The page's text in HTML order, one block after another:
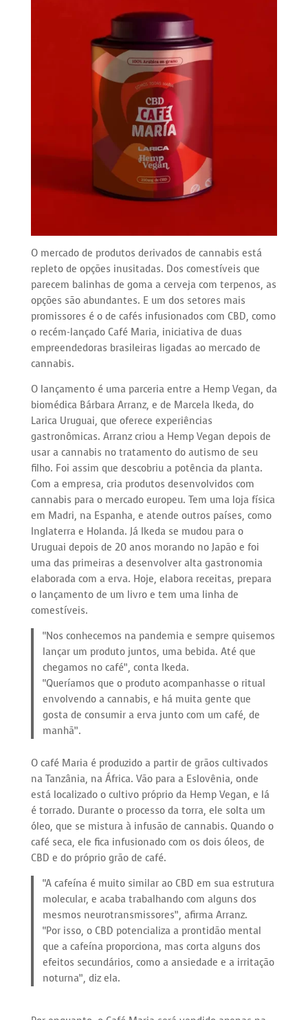
O mercado de produtos derivados de cannabis está
repleto de opções inusitadas. Dos comestíveis que
parecem balinhas de goma a cerveja com terpenos, as
opções são abundantes. E um dos setores mais
promissores é o de cafés infusionados com CBD, como
o recém-lançado Café Maria, iniciativa de duas
empreendedoras brasileiras ligadas ao mercado de
cannabis.
O lançamento é uma parceria entre a Hemp Vegan, da
biomédica Bárbara Arranz, e de Marcela Ikeda, do
Larica Uruguai, que oferece experiências
gastronômicas. Arranz criou a Hemp Vegan depois de
usar a cannabis no tratamento do autismo de seu
filho. Foi assim que descobriu a potência da planta.
Com a empresa, cria produtos desenvolvidos com
cannabis para o mercado europeu. Tem uma loja física
em Madri, na Espanha, e atende outros países, como
Inglaterra e Holanda. Já Ikeda se mudou para o
Uruguai depois de 20 anos morando no Japão e foi
uma das primeiras a desenvolver alta gastronomia
elaborada com a erva. Hoje, elabora receitas, prepara
o lançamento de um livro e tem uma linha de
comestíveis.
“Nos conhecemos na pandemia e sempre quisemos
lançar um produto juntos, uma bebida. Até que
chegamos no café”, conta Ikeda.
“Queríamos que o produto acompanhasse o ritual
envolvendo a cannabis, e há muita gente que
gosta de consumir a erva junto com um café, de
manhã”.
O café Maria é produzido a partir de grãos cultivados
na Tanzânia, na África. Vão para a Eslovênia, onde
está localizado o cultivo próprio da Hemp Vegan, e lá
é torrado. Durante o processo da torra, ele solta um
óleo, que se mistura à infusão de cannabis. Quando o
café seca, ele fica infusionado com os dois óleos, de
CBD e do próprio grão de café.
“A cafeína é muito similar ao CBD em sua estrutura
molecular, e acaba trabalhando com alguns dos
mesmos neurotransmissores”, afirma Arranz.
“Por isso, o CBD potencializa a prontidão mental
que a cafeína proporciona, mas corta alguns dos
efeitos secundários, como a ansiedade e a irritação
noturna”, diz ela.